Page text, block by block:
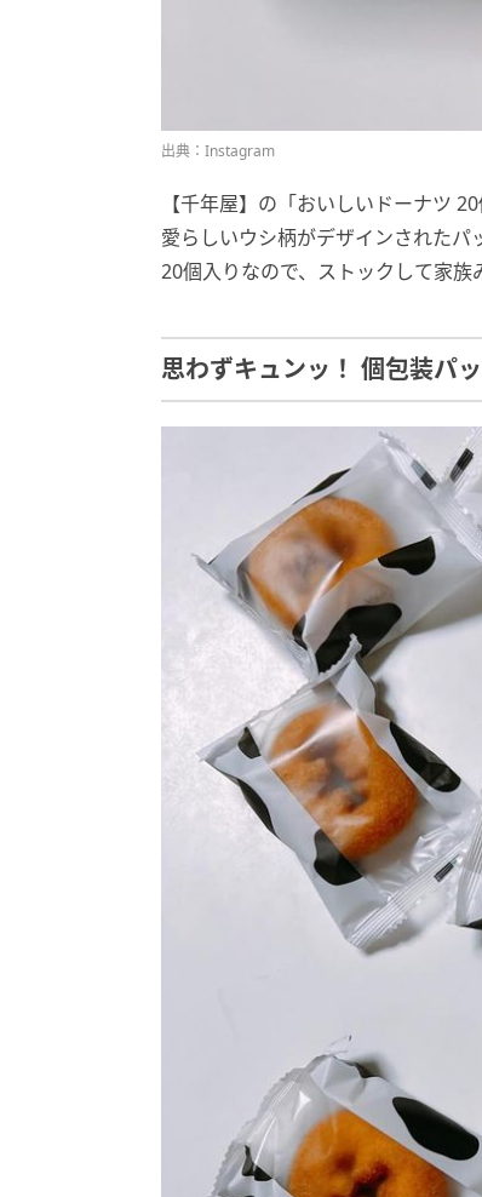
出典：Instagram
【千年屋】の「おいしいドーナツ
愛らしいウシ柄がデザインされた
20個入りなので、ストックして家族
思わずキュンッ！ 個包装パ